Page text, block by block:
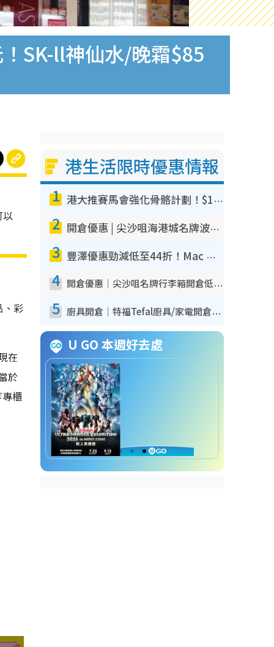
SK-ll神仙水/晚霜$85
以
、彩
在
於
櫃
港生活限時優惠情報
1 港大推賽馬會強化骨骼計劃！$100骨質密度X光檢查 完成免費運動訓練送超市禮券！附參加資格
2 開倉優惠 | 尖沙咀海港城名牌波鞋開倉低至1折！On鞋$899起／Joy&Peace鞋履$98起
3 豐澤優惠勁減低至44折！Mac mini/iPhone17Pro大減價！廚房家電$220起
4 開倉優惠｜尖沙咀名牌行李箱開倉低至4折！一連5日 American Tourister/ace./Hallmark $200起！
5 廚具開倉｜特福Tefal廚具/家電開倉低至3折！$220起買平底鍋/炒鑊/湯煲！電飯煲/吸塵機/燙斗$418起
U GO 本週好去處